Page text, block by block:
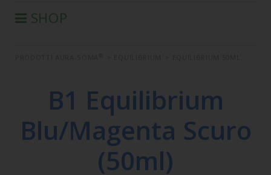
SHOP
SEMINARI IN DIFFERITA
LIBRI
CONDIZIONI DI VENDITA
B1 Equilibrium
Blu/Magenta Scuro
(50ml)